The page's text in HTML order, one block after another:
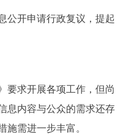
开申请行政复议，提起
求开展各项工作，但尚
息内容与公众的需求还存
施需进一步丰富。